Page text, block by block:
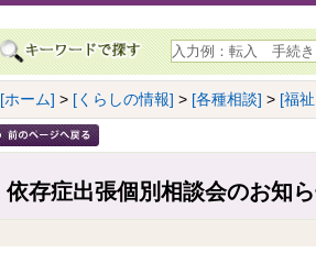
[ホーム] > [くらしの情報] > [各種相談] > [福
依存症出張個別相談会のお知